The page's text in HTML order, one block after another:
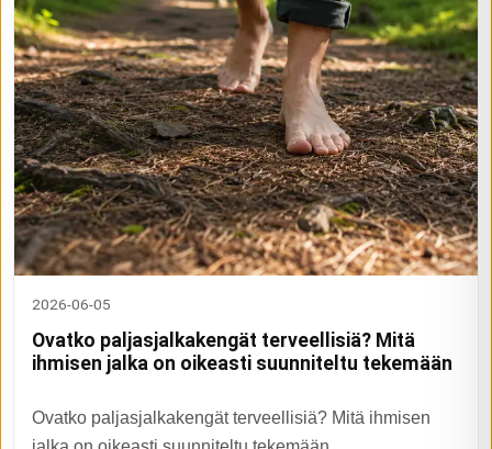
2026-06-05
Ovatko paljasjalkakengät terveellisiä? Mitä
ihmisen jalka on oikeasti suunniteltu tekemään
Ovatko paljasjalkakengät terveellisiä? Mitä ihmisen